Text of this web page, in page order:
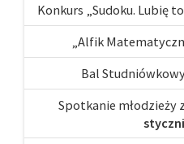
Konkurs „Sudoku. Lubię
„Alfik
Bal
Spotkanie młodzieży